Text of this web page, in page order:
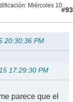
: Miércoles 10
#93
20:30:36 PM
17:29:30 PM
parece que el